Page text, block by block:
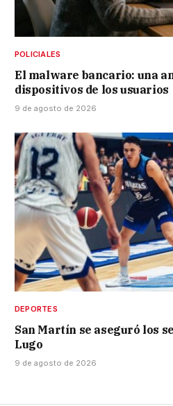
POLICIALES
El malware bancario: una
dispositivos de los usuarios
9 de agosto de 2026
DEPORTES
San Martín se aseguró los
Lugo
9 de agosto de 2026